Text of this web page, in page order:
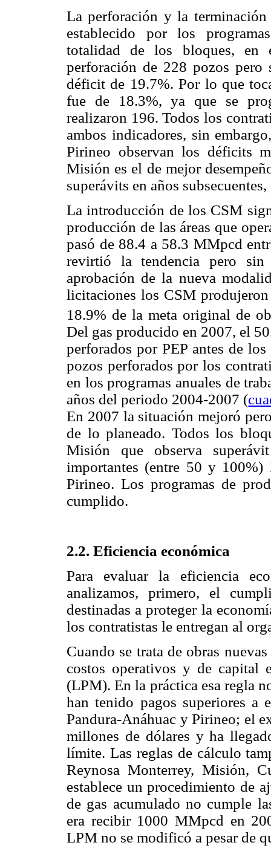
La perforación y la
establecido por los
totalidad de los bloques, en
perforación de 228 pozos
déficit de 19.7%. Por lo que
fue de 18.3%, ya que se
realizaron 196. Todos los
ambos indicadores, sin
Pirineo observan los déficits
Misión es el de mejor
superávits en años
La introducción de los CSM
producción de las áreas que
pasó de 88.4 a 58.3 MMpcd
revirtió la tendencia pero
aprobación de la nueva
licitaciones los CSM
18.9% de la meta original de
Del gas producido en 2007, el
perforados por PEP antes de
pozos perforados por los
en los programas anuales de
años del periodo 2004-2007 (
En 2007 la situación mejoró
de lo planeado. Todos los
Misión que observa
importantes (entre 50 y 100%)
Pirineo. Los programas de
cumplido.
2.2. Eficiencia económica
Para evaluar la eficiencia
analizamos, primero, el
destinadas a proteger la
los contratistas le entregan al
Cuando se trata de obras
costos operativos y de capital
(LPM). En la práctica esa regla
han tenido pagos superiores a
Pandura-Anáhuac y Pirineo; el
millones de dólares y ha
límite. Las reglas de cálculo
Reynosa Monterrey, Misión,
establece un procedimiento de
de gas acumulado no cumple
era recibir 1000 MMpcd en
LPM no se modificó a pesar de